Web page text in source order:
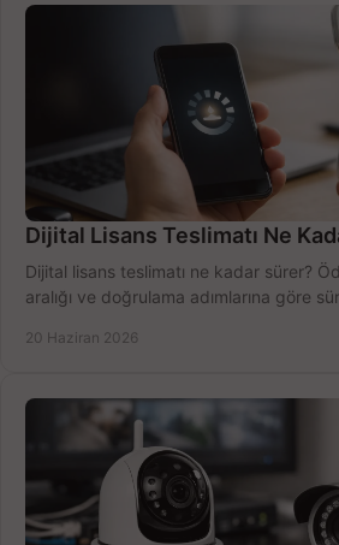
Dijital Lisans Teslimatı Ne
Dijital lisans teslimatı ne kadar sürer?
aralığı ve doğrulama adımlarına göre
20 Haziran 2026